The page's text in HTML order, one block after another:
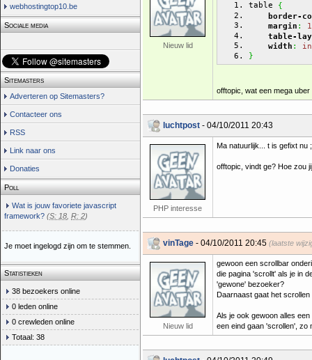
webhostingtop10.be
Sociale media
Sitemasters
Adverteren op Sitemasters?
Contacteer ons
RSS
Link naar ons
Donaties
Poll
Wat is jouw favoriete javascript
framework? (S: 18 R: 2)
Je moet ingelogd zijn om te stemmen.
Statistieken
38 bezoekers online
0 leden online
0 crewleden online
Totaal: 38
Nieuw lid
table {
border-
margin :
table-
width :
}
offtopic, wat een mega
luchtpost - 04/10/2011 20:43
PHP interesse
Ma natuurlijk... t is gefixt nu
offtopic, vindt ge? Hoe zou
vinTage - 04/10/2011 20:45 (laatste
Nieuw lid
gewoon een scrollbar
die pagina 'scrollt' als je in
'gewone' bezoeker?
Daarnaast gaat het
Als je ook gewoon alles
een eind gaan 'scrollen', zo